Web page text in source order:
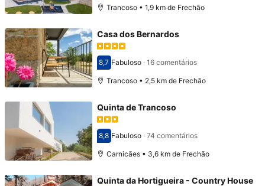
Trancoso • 1,9 km de Frechão
Casa dos Bernardos
Pontuado com 8,7
8,7 Fabuloso· 16 comentários
Trancoso • 2,5 km de Frechão
Quinta de Trancoso
Pontuado com 8,8
8,8 Fabuloso· 74 comentários
Carnicães • 3,6 km de Frechão
Quinta da Hortigueira - Country House